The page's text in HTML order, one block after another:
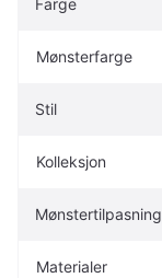
Mønsterfarge
Stil
Kolleksjon
Mønstertilpasning
Materialer